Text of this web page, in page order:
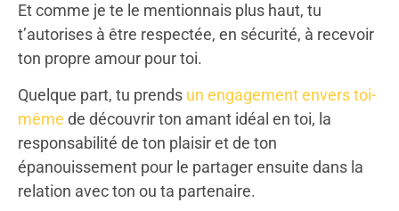
Et comme je te le mentionnais plus haut, tu
t’autorises à être respectée, en sécurité, à recevoir
ton propre amour pour toi.
Quelque part, tu prends un engagement envers toi-
même de découvrir ton amant idéal en toi, la
responsabilité de ton plaisir et de ton
épanouissement pour le partager ensuite dans la
relation avec ton ou ta partenaire.